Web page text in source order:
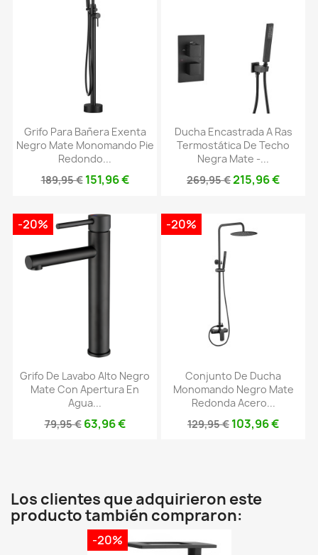
Grifo Para Bañera Exenta
Negro Mate Monomando Pie
Redondo...
189,95 € 151,96 €
Ducha Encastrada A Ras
Termostática De Techo
Negra Mate -...
269,95 €215,96 €
Grifo De Lavabo Alto Negro
Mate Con Apertura En
Agua...
79,95 € 63,96 €
-20%
Conjunto De Ducha
Monomando Negro Mate
Redonda Acero...
129,95 € 103,96 €
-20%
Los clientes que adquirieron este
producto también compraron:
-20%